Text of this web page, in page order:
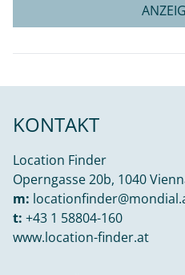
KONTAKT
Location Finder
Operngasse 20b, 1040
m:
t: +43 1 58804-160
www.location-finder.at